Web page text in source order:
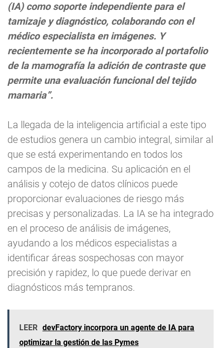
(IA) como soporte independiente para el
tamizaje y diagnóstico, colaborando con el
médico especialista en imágenes. Y
recientemente se ha incorporado al portafolio
de la mamografía la adición de contraste que
permite una evaluación funcional del tejido
mamaria”.
La llegada de la inteligencia artificial a este tipo
de estudios genera un cambio integral, similar al
que se está experimentando en todos los
campos de la medicina. Su aplicación en el
análisis y cotejo de datos clínicos puede
proporcionar evaluaciones de riesgo más
precisas y personalizadas. La IA se ha integrado
en el proceso de análisis de imágenes,
ayudando a los médicos especialistas a
identificar áreas sospechosas con mayor
precisión y rapidez, lo que puede derivar en
diagnósticos más tempranos.
LEER devFactory incorpora un agente de IA para
optimizar la gestión de las Pymes